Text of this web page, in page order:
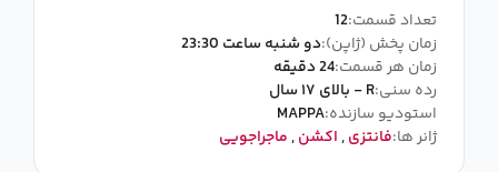
تعداد قسمت:12
زمان پخش (ژاپن):دو شنبه ساعت 23:30
زمان هر قسمت:24 دقیقه
رده سنی:R - بالای ۱۷ سال
استودیو سازنده:MAPPA
ژانر ها:فانتزی,اکشن,ماجراجویی